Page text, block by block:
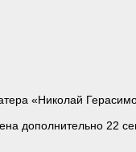
«Николай
дополнительно 22